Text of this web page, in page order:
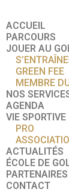
ACCUEIL
PARCOURS
JOUER AU
GREEN FEE
MEMBRE
NOS
AGENDA
VIE SPORTIVE
PRO
ACTUALITÉS
ÉCOLE DE
PARTENAIRES
CONTACT